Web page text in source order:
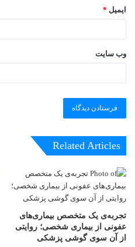
ایمیل *
وب‌ سایت
Related Articles
تجربه‌ی یک متخصص بیماری‌های
عفونی از بیماری شخصی؛ روایتی
از آن سوی گوشی پزشکی